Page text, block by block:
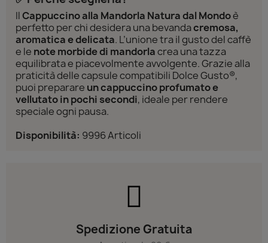
IlCappuccino alla Mandorla Natura dal Mondoè
perfetto per chi desidera una bevandacremosa,
aromatica e delicata. L’unione tra il gusto del caffè
e le note morbide di mandorlacrea una tazza
equilibrata e piacevolmente avvolgente. Grazie alla
praticità delle capsule compatibili Dolce Gusto®,
puoi preparare un cappuccino profumato e
vellutato in pochi secondi, ideale per rendere
speciale ogni pausa.
Disponibilità: 9996 Articoli
Spedizione Gratuita